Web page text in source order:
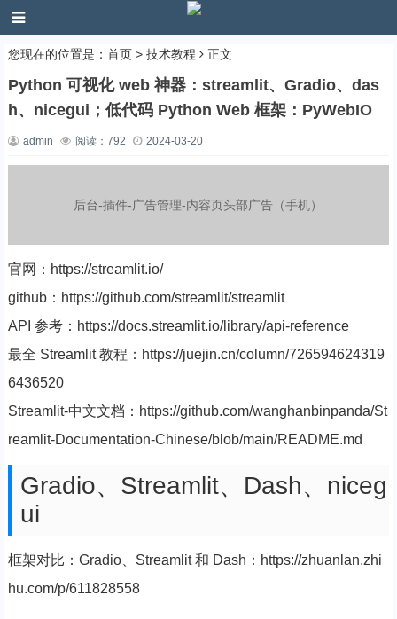
您现在的位置是： 首页> 技术教程 正文
Python 可视化 web 神器：streamlit、Gradio、das
h、nicegui；低代码 Python Web 框架：PyWebIO
admin 阅读： 792 2024-03-20
后台-插件-广告管理-内容页头部广告（手机）
官网：https://streamlit.io/
github：https://github.com/streamlit/streamlit
API 参考：https://docs.streamlit.io/library/api-reference
最全 Streamlit 教程：https://juejin.cn/column/726594624319
6436520
Streamlit-中文文档：https://github.com/wanghanbinpanda/St
reamlit-Documentation-Chinese/blob/main/README.md
Gradio、Streamlit、Dash、niceg
ui
框架对比：Gradio、Streamlit 和 Dash：https://zhuanlan.zhi
hu.com/p/611828558